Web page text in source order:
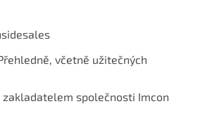
včetně užitečných
společnosti Imcon